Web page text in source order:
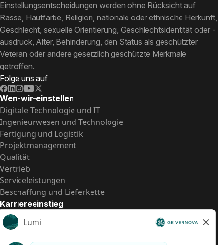
Einstellungsentscheidungen werden ohne Rücksicht auf
Rasse, Hautfarbe, Religion, nationale oder ethnische Herkunft,
Geschlecht, sexuelle Orientierung, Geschlechtsidentität oder -
ausdruck, Alter, Behinderung, den Status als geschützter
Veteran oder andere gesetzlich geschützte Merkmale
getroffen.
Folge uns auf
Wen-wir-einstellen
Digitale Technologie und IT
Ingenieurwesen und Technologie
Fertigung und Logistik
Projektmanagement
Qualität
Vertrieb
Serviceleistungen
Beschaffung und Lieferkette
Karriereeinstieg
Praktika
Einstiegspositionen
Alle Möglichkeiten